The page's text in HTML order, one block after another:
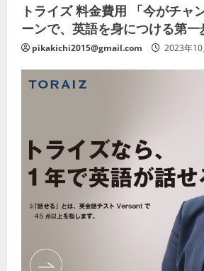
トライズ 料金費用 「今がチャ
ーンで、英語を身につける第一
pikakichi2015@gmail.com 2023年10